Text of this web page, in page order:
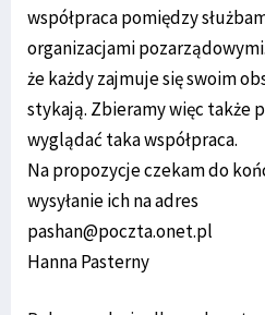
współpraca pomiędzy
organizacjami
że każdy zajmuje się swoim
stykają. Zbieramy więc także
wyglądać taka współpraca.
Na propozycje czekam do
wysyłanie ich na adres
pashan@poczta.onet.pl
Hanna Pasterny